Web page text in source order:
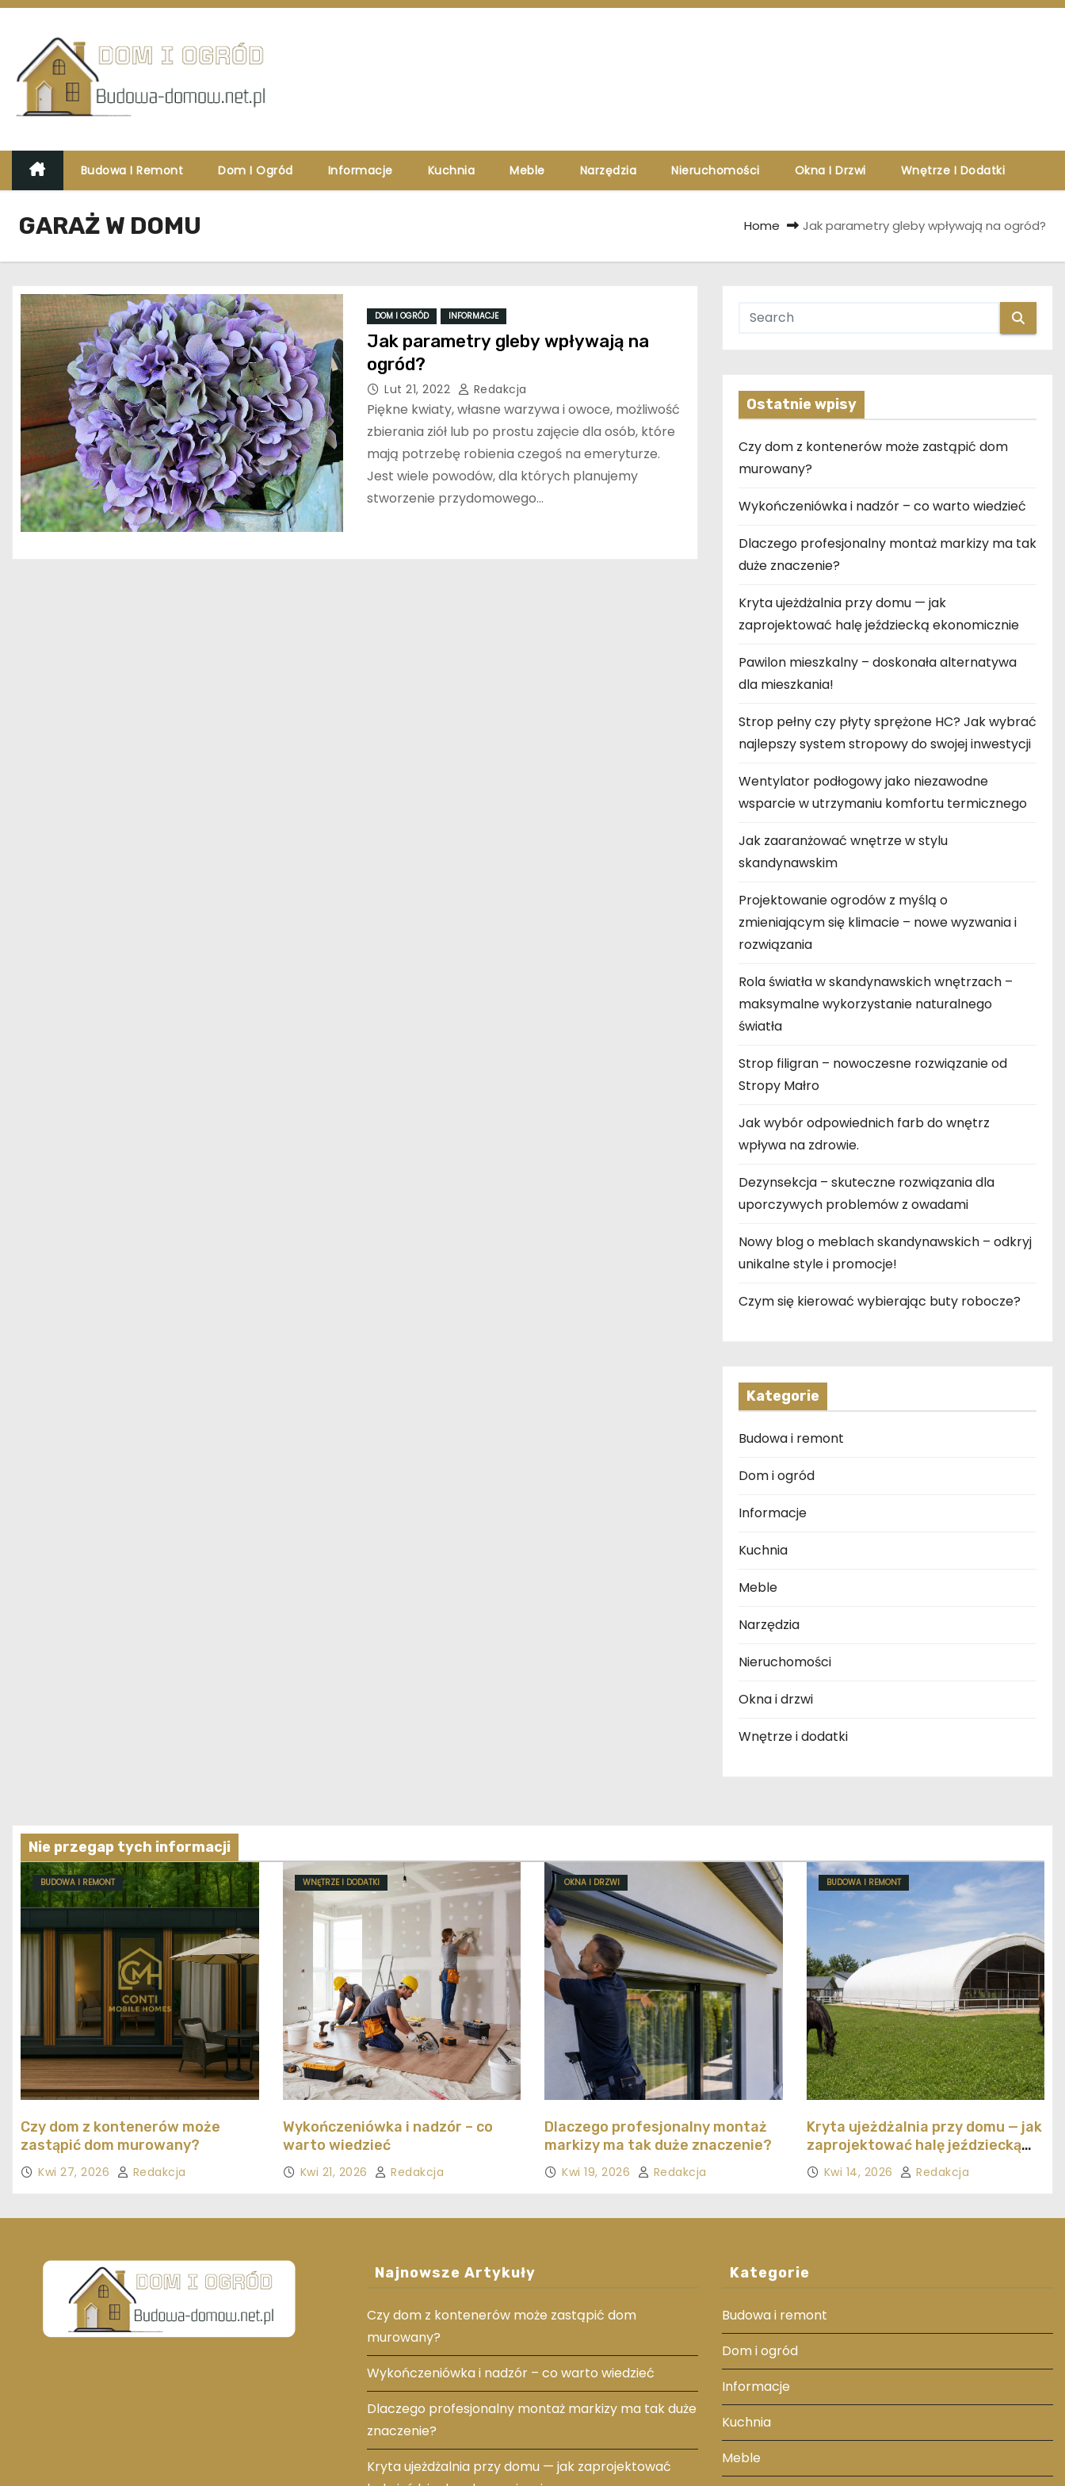
S
n
Budowa I Remont Dom I Ogród Informacje Kuchnia Meble Narzędzia Nieruchomości Okna I Drzwi Wnętrze I Dodatki
GARAŻ W DOMU Home Jak parametry gleby wpływają na ogród?
DOM I OGRÓD INFORMACJE
Jak parametry gleby wpływają na
ogród?
Lut 21, 2022 Redakcja
Piękne kwiaty, własne warzywa i owoce, możliwość
zbierania ziół lub po prostu zajęcie dla osób, które
mają potrzebę robienia czegoś na emeryturze.
Jest wiele powodów, dla których planujemy
stworzenie przydomowego…
Ostatnie wpisy
Czy dom z kontenerów może zastąpić dom
murowany?
Wykończeniówka i nadzór – co warto wiedzieć
Dlaczego profesjonalny montaż markizy ma tak
duże znaczenie?
Kryta ujeżdżalnia przy domu — jak
zaprojektować halę jeździecką ekonomicznie
Pawilon mieszkalny – doskonała alternatywa
dla mieszkania!
Strop pełny czy płyty sprężone HC? Jak wybrać
najlepszy system stropowy do swojej inwestycji
Wentylator podłogowy jako niezawodne
wsparcie w utrzymaniu komfortu termicznego
Jak zaaranżować wnętrze w stylu
skandynawskim
Projektowanie ogrodów z myślą o
zmieniającym się klimacie – nowe wyzwania i
rozwiązania
Rola światła w skandynawskich wnętrzach –
maksymalne wykorzystanie naturalnego
światła
Strop filigran – nowoczesne rozwiązanie od
Stropy Małro
Jak wybór odpowiednich farb do wnętrz
wpływa na zdrowie.
Dezynsekcja – skuteczne rozwiązania dla
uporczywych problemów z owadami
Nowy blog o meblach skandynawskich – odkryj
unikalne style i promocje!
Czym się kierować wybierając buty robocze?
Kategorie
Budowa i remont
Dom i ogród
Informacje
Kuchnia
Meble
Narzędzia
Nieruchomości
Okna i drzwi
Wnętrze i dodatki
Nie przegap tych informacji
BUDOWA I REMONT
Czy dom z kontenerów może
zastąpić dom murowany?
Kwi 27, 2026 Redakcja
WNĘTRZE I DODATKI
Wykończeniówka i nadzór – co
warto wiedzieć
Kwi 21, 2026 Redakcja
OKNA I DRZWI
Dlaczego profesjonalny montaż
markizy ma tak duże znaczenie?
Kwi 19, 2026 Redakcja
BUDOWA I REMONT
Kryta ujeżdżalnia przy domu — jak
zaprojektować halę jeździecką
ekonomicznie
Kwi 14, 2026 Redakcja
Najnowsze Artykuły
Czy dom z kontenerów może zastąpić dom
murowany?
Wykończeniówka i nadzór – co warto wiedzieć
Dlaczego profesjonalny montaż markizy ma tak duże
znaczenie?
Kryta ujeżdżalnia przy domu — jak zaprojektować
Kategorie
Budowa i remont
Dom i ogród
Informacje
Kuchnia
Meble